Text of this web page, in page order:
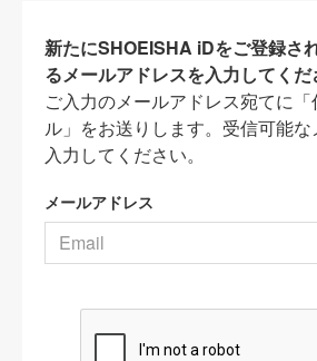
新たにSHOEISHA iDをご登録さ
るメールアドレスを入力してくだ
ご入力のメールアドレス宛てに
ル」をお送りします。受信可能
入力してください。
メールアドレス